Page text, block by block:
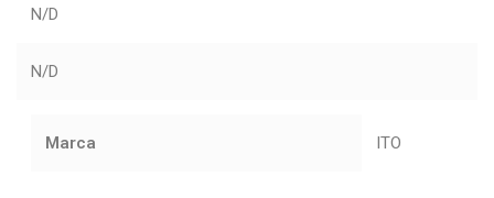
N/D
N/D
Marca ITO